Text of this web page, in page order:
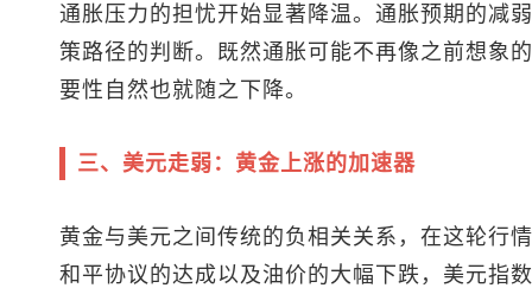
通胀压力的担忧开始显著降温。通胀预期的减
策路径的判断。既然通胀可能不再像之前想象
要性自然也就随之下降。
三、美元走弱：黄金上涨的加速器
黄金与美元之间传统的负相关关系，在这轮行
和平协议的达成以及油价的大幅下跌， 美元指数